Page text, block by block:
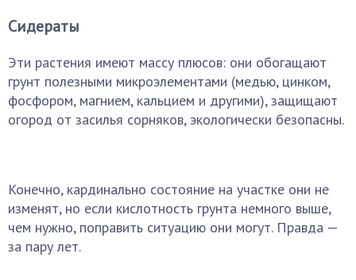
Сидераты
Эти растения имеют массу плюсов: они обогащают
грунт полезными микроэлементами (медью, цинком,
фосфором, магнием, кальцием и другими), защищают
огород от засилья сорняков, экологически безопасны.
Конечно, кардинально состояние на участке они не
изменят, но если кислотность грунта немного выше,
чем нужно, поправить ситуацию они могут. Правда —
за пару лет.